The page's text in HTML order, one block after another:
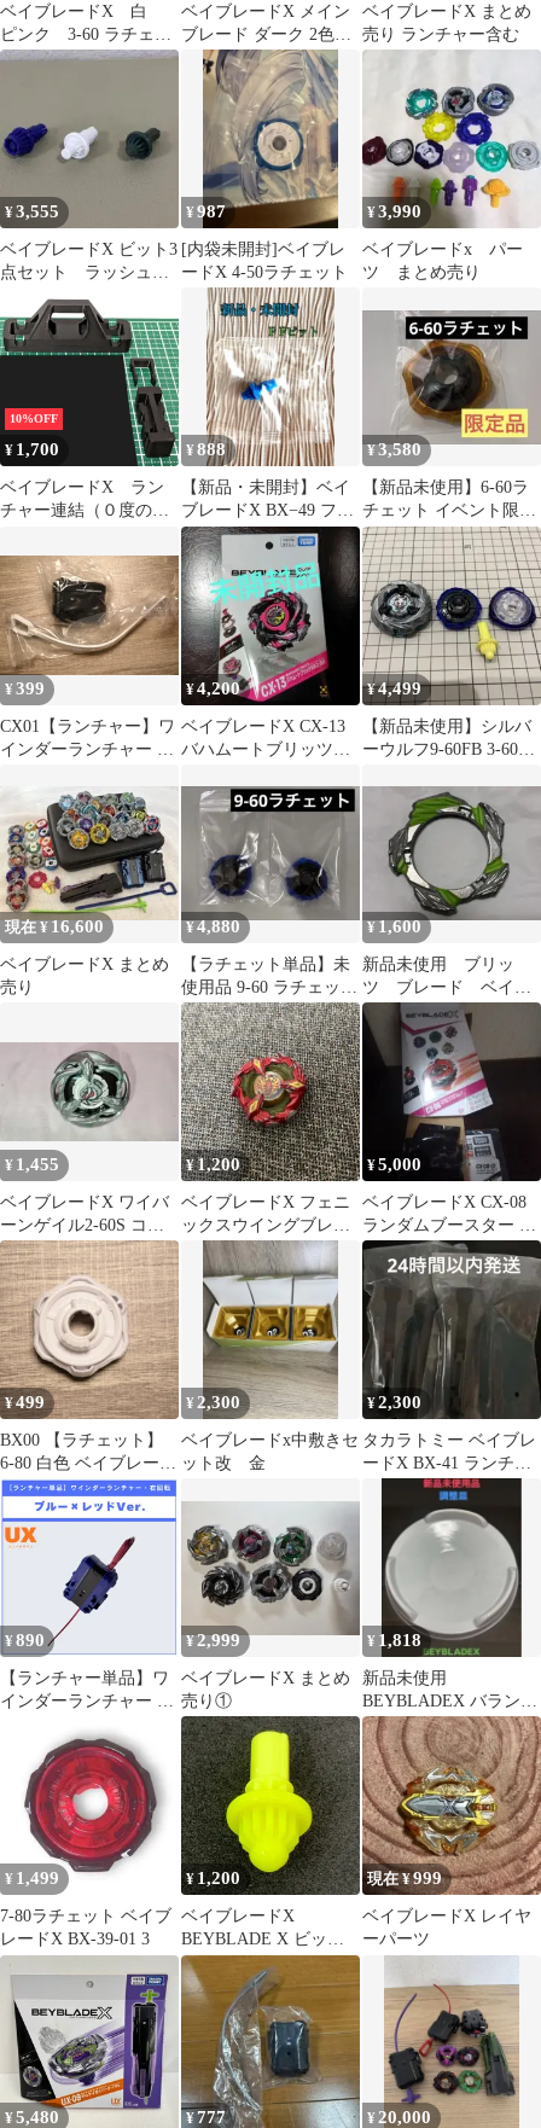
ベイブレードX 白
ピンク 3-60 ラチェッ
トのみ
ベイブレードX メイン
ブレード ダーク 2色セ
ット ホワイト＆グリー
ベイブレードX まとめ
売り ランチャー含む
¥3,555
ベイブレードX ビット3
点セット ラッシュビ
ットなど
¥987
[内袋未開封]ベイブレ
ードX 4-50ラチェット
¥3,990
ベイブレードx パー
ツ まとめ売り
10%OFF
¥ 1,700
ベイブレードX ラン
チャー連結（０度の
¥888
【新品・未開封】ベイ
ブレードX BX−49 フリ
ーフラットビット単品
¥3,580
【新品未使用】6-60ラ
チェット イベント限定
ドランブレイブ ベイブ
レードX
¥399
CX01【ランチャー】ワ
インダーランチャー ブ
ブレードX ベイブレ
ード beybladeX
¥4,200
ベイブレードX CX-13
バハムートブリッツ
¥4,499
【新品未使用】シルバ
ーウルフ9-60FB 3-60ラ
レードX
現在 ¥16,600
ベイブレードX まとめ
売り
¥4,880
【ラチェット単品】未
使用品 9-60 ラチェット
2個セット ベイブレー
ドX
¥1,600
新品未使用 ブリッ
ツ ブレード ベイブ
レードX BEYBLADE
パーツ 大会
¥ 1,455
ベイブレードX ワイバ
ーンゲイル2-60S コー
ド無し
¥1,200
ベイブレードX フェニ
ックスウイングブレー
ド単品
¥5,000
ベイブレードX CX-08
ランダムブースター ケ
ルベロスフレイムW5-
80WB
¥499
BX00 【ラチェット】
6-80 白色 ベイブレード
X ベイブレード
beybladeX
¥ 2,300
ベイブレードx中敷きセ
ット改 金
¥2,300
タカラトミー ベイブレ
ードX BX-41 ランチャ
ーグリップのみ 2個セ
ットお得
¥890
【ランチャー単品】ワ
インダーランチャー ブ
ランバスター1-60A メ
タルコート:ブルー FC
バルセロナver. 収録品
BEYBLADE X ベイブ
レードX タカラトミー l
TAKARA TOMY
¥2,999
ベイブレードX まとめ
売り①
¥ 1,818
新品未使用
BEYBLADEX バランス
調整皿 ベイブレードX
サポートアイテム
¥ 1,499
7-80ラチェット ベイブ
レードX BX-39-01 3
¥ 1,200
ベイブレードX
BEYBLADE X ビット/B
ボール UX-16 01
現在 ¥999
ベイブレードX レイヤ
ーパーツ
¥5,480 ¥777 ¥ 20,000